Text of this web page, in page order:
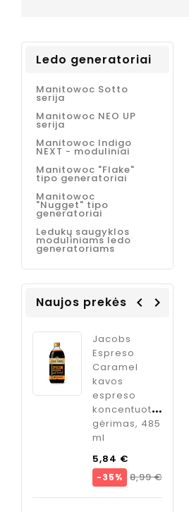
Ledo generatoriai
Manitowoc Sotto
serija
Manitowoc NEO UP
serija
Manitowoc Indigo
NEXT - moduliniai
Manitowoc "Flake"
tipo generatoriai
Manitowoc
"Nugget" tipo
generatoriai
Ledukų saugyklos
moduliniams ledo
generatoriams
Naujos prekės navigate_before navigate_next
Jacobs
Espreso
Caramel
kavos
espreso
koncentuotas
gėrimas, 485
ml
5,84 €
kaina
−35% 8,99 €Kaina